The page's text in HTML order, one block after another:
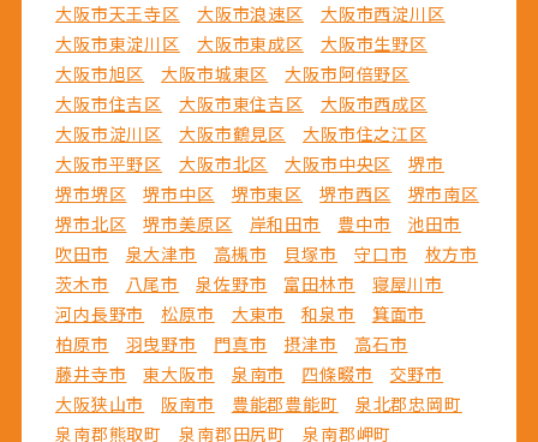
大阪市天王寺区
大阪市浪速区
大阪市西淀川区
大阪市東淀川区
大阪市東成区
大阪市生野区
大阪市旭区
大阪市城東区
大阪市阿倍野区
大阪市住吉区
大阪市東住吉区
大阪市西成区
大阪市淀川区
大阪市鶴見区
大阪市住之江区
大阪市平野区
大阪市北区 大阪市中央区
堺市
堺市堺区
堺市中区 堺市東区 堺市西区
堺市南区
堺市北区
堺市美原区 岸和田市 豊中市
池田市
吹田市
泉大津市 高槻市 貝塚市 守口市
枚方市
茨木市
八尾市 泉佐野市 富田林市
寝屋川市
河内長野市
松原市 大東市 和泉市
箕面市
柏原市
羽曳野市 門真市 摂津市
高石市
藤井寺市
東大阪市 泉南市 四條畷市
交野市
大阪狭山市
阪南市 豊能郡豊能町
泉北郡忠岡町
泉南郡熊取町
泉南郡田尻町 泉南郡岬町